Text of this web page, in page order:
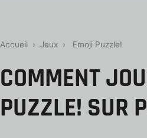
Accueil › Jeux › Emoji Puzzle!
COMMENT
PUZZLE! SUR